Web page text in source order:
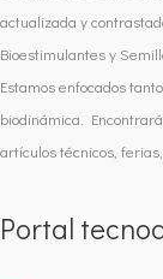
actualizada y
Bioestimulantes y
Estamos enfocados
biodinámica.
artículos técnicos,
Portal